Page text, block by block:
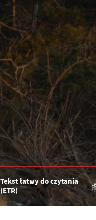
Tekst łatwy do czytania
(ETR)